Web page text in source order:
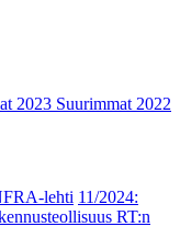
2023 Suurimmat 2022
lehti 11/2024:
RT:n